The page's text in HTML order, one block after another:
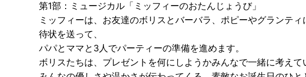
第1部：ミュージカル「ミッフィーのおたんじょうび」
ミッフィーは、お友達のボリスとバーバラ、ポピーやグランティ
待状を送って、
パパとママと3人でパーティーの準備を進めます。
ボリスたちは、プレゼントを何にしようかみんなで一緒に考えて